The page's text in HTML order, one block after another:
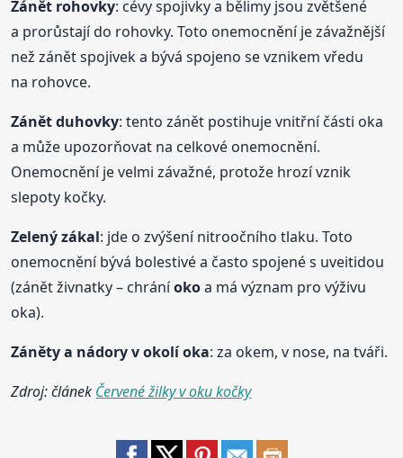
Zánět rohovky: cévy spojivky a bělimy jsou zvětšené
a prorůstají do rohovky. Toto onemocnění je závažnější
než zánět spojivek a bývá spojeno se vznikem vředu
na rohovce.
Zánět duhovky: tento zánět postihuje vnitřní části oka
a může upozorňovat na celkové onemocnění.
Onemocnění je velmi závažné, protože hrozí vznik
slepoty kočky.
Zelený zákal: jde o zvýšení nitroočního tlaku. Toto
onemocnění bývá bolestivé a často spojené s uveitidou
(zánět živnatky – chráníokoa má význam pro výživu
oka).
Záněty a nádory vokolí oka: za okem, v nose, na tváři.
Zdroj: článek Červené žilky v oku kočky